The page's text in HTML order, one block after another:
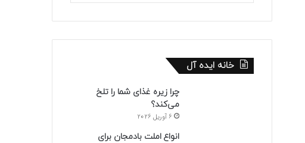
خانه ایده آل
چرا زیره غذای شما را تلخ
می‌کند؟
6 آوریل 2026
انواع املت بادمجان برای